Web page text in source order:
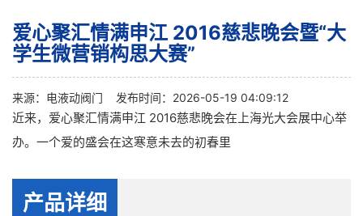
爱心聚汇情满申江 2016慈悲晚会暨“大
学生微营销构思大赛”
来源： 电液动阀门 发布时间：2026-05-19 04:09:12
近来，爱心聚汇情满申江 2016慈悲晚会在上海光大会展中心举
办。一个爱的盛会在这寒意未去的初春里
产品详细